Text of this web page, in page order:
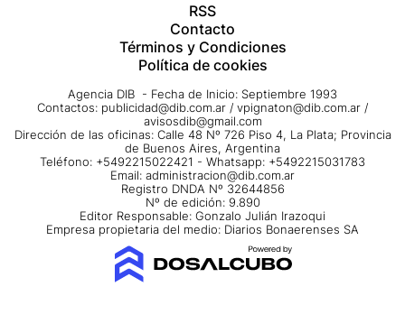
RSS
Contacto
Términos y Condiciones
Política de cookies
Agencia DIB - Fecha de Inicio: Septiembre 1993
Contactos: publicidad@dib.com.ar / vpignaton@dib.com.ar /
avisosdib@gmail.com
Dirección de las oficinas: Calle 48 Nº 726 Piso 4, La Plata; Provincia
de Buenos Aires, Argentina
Teléfono: +5492215022421 - Whatsapp: +5492215031783
Email: administracion@dib.com.ar
Registro DNDA Nº 32644856
Nº de edición: 9.890
Editor Responsable: Gonzalo Julián Irazoqui
Empresa propietaria del medio: Diarios Bonaerenses SA